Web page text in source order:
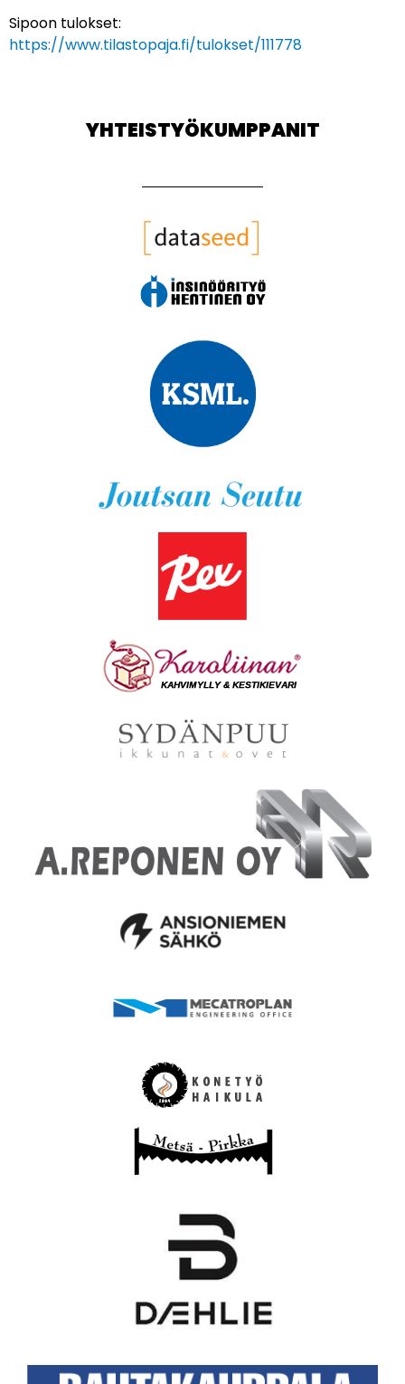
Sipoon tulokset:
https://www.tilastopaja.fi/tulokset/111778
YHTEISTYÖKUMPPANIT